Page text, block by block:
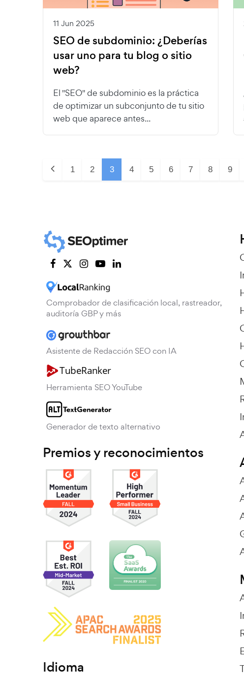
11 Jun 2025
SEO de subdominio: ¿Deberías
usar uno para tu blog o sitio
web?
El "SEO" de subdominio es la práctica
de optimizar un subconjunto de tu sitio
web que aparece antes...
1 2 3 4 5 6 7 8 9
Comprobador de clasificación local, rastreador,
auditoría GBP y más
Asistente de Redacción SEO con IA
Herramienta SEO YouTube
Generador de texto alternativo
Premios y reconocimientos
Idioma